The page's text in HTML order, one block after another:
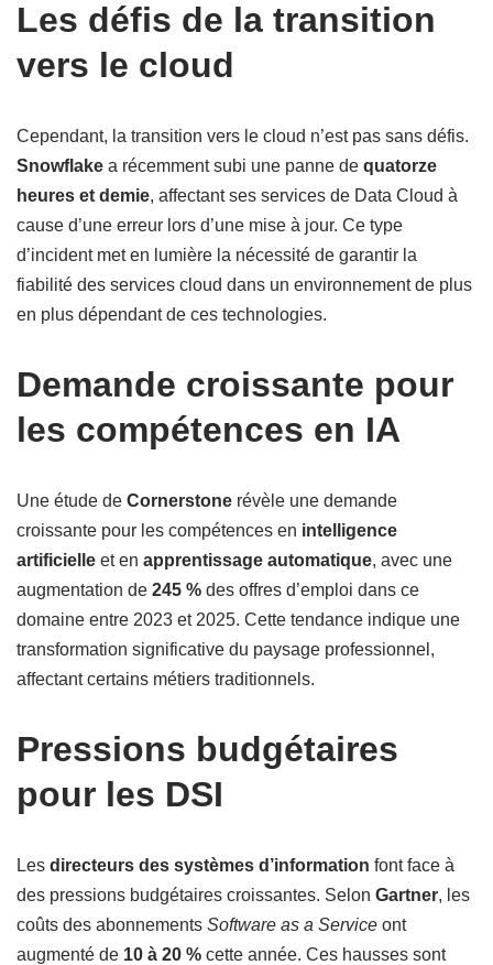
Les défis de la transition
vers le cloud
Cependant, la transition vers le cloud n’est pas sans défis.
Snowflake a récemment subi une panne de quatorze
heures et demie, affectant ses services de Data Cloud à
cause d’une erreur lors d’une mise à jour. Ce type
d’incident met en lumière la nécessité de garantir la
fiabilité des services cloud dans un environnement de plus
en plus dépendant de ces technologies.
Demande croissante pour
les compétences en IA
Une étude de Cornerstone révèle une demande
croissante pour les compétences en intelligence
artificielle et en apprentissage automatique, avec une
augmentation de 245 % des offres d’emploi dans ce
domaine entre 2023 et 2025. Cette tendance indique une
transformation significative du paysage professionnel,
affectant certains métiers traditionnels.
Pressions budgétaires
pour les DSI
Les directeurs des systèmes d’information font face à
des pressions budgétaires croissantes. Selon Gartner, les
coûts des abonnements Software as a Service ont
augmenté de 10 à 20 % cette année. Ces hausses sont